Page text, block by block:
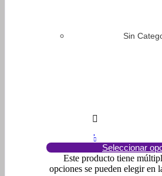
Sin
Seleccionar
Este producto tiene
opciones se pueden elegir en